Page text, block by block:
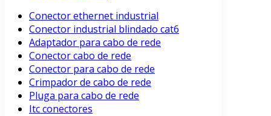
Conector ethernet industrial
Conector industrial blindado cat6
Adaptador para cabo de rede
Conector cabo de rede
Conector para cabo de rede
Crimpador de cabo de rede
Pluga para cabo de rede
Itc conectores